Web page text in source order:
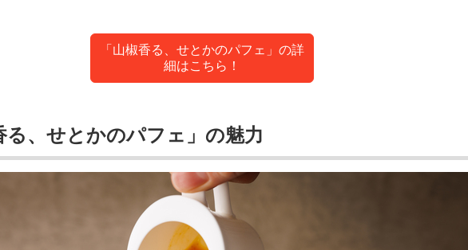
「山椒香る、せとかのパフェ」の詳
細はこちら！
る、せとかのパフェ」の魅力